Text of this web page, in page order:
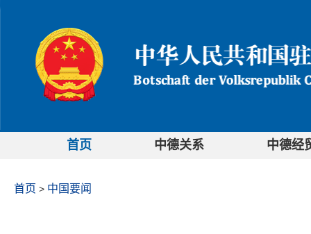
首页 中德关系 中德经
首页 > 中国要闻